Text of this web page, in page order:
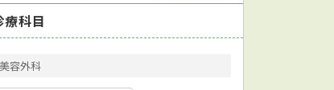
療科目
美容外科